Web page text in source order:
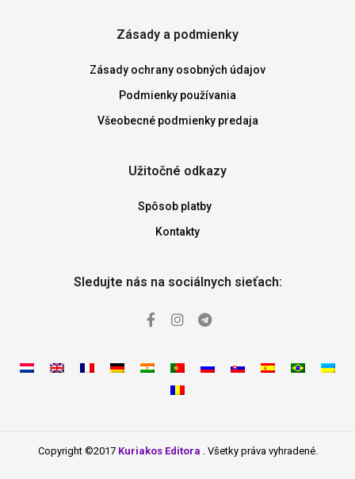
Zásady a podmienky
Zásady ochrany osobných údajov
Podmienky používania
Všeobecné podmienky predaja
Užitočné odkazy
Spôsob platby
Kontakty
Sledujte nás na sociálnych sieťach:
Copyright ©2017 Kuriakos Editora . Všetky práva vyhradené.